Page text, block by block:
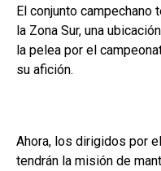
El conjunto campechano
la Zona Sur, una
la pelea por el
su afición.
Ahora, los dirigidos por
tendrán la misión de